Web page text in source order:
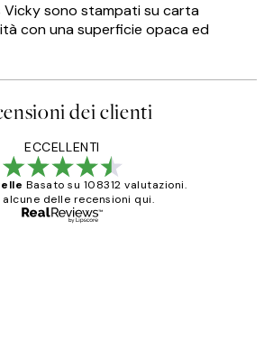
sono stampati su carta
con una superficie opaca ed
dei clienti
ECCELLENTI
Basato su 108312 valutazioni.
alcune delle recensioni qui.